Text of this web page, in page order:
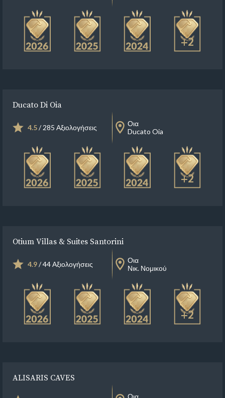
+2
Ducato Di Oia
4.5/ 285 Αξιολογήσεις
Οια
Ducato Oia
+2
Otium Villas & Suites Santorini
4.9/ 44 Αξιολογήσεις
Οια
Νικ. Νομικού
+2
ALISARIS CAVES
Οια